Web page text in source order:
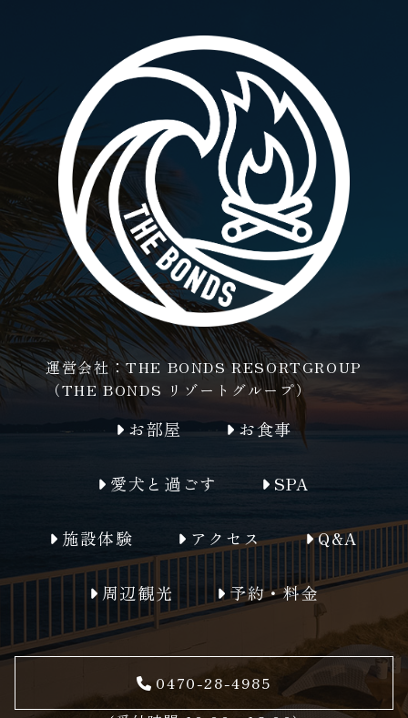
運営会社：THE BONDS RESORTGROUP
（THE BONDS リゾートグループ）
お部屋 お食事
愛犬と過ごす SPA
施設体験 アクセス Q&A
周辺観光 予約・料金
0470-28-4985